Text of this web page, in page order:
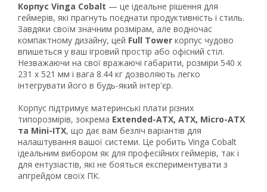
Корпус Vinga Cobalt — це ідеальне рішення для
геймерів, які прагнуть поєднати продуктивність і стиль.
Завдяки своїм значним розмірам, але водночас
компактному дизайну, цей Full Tower корпус чудово
впишеться у ваш ігровий простір або офісний стіл.
Незважаючи на свої вражаючі габарити, розміри 540 х
231 х 521 мм і вага 8.44 кг дозволяють легко
інтегрувати його в будь-який інтер'єр.
Корпус підтримує материнські плати різних
типорозмірів, зокрема Extended-ATX, ATX, Micro-ATX
та Mini-ITX, що дає вам безліч варіантів для
налаштування вашої системи. Це робить Vinga Cobalt
ідеальним вибором як для професійних геймерів, так і
для ентузіастів, які не бояться експериментувати з
апгрейдом своїх ПК.